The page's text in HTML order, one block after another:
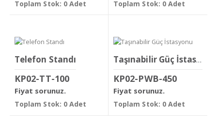
Toplam Stok: 0 Adet Toplam Stok: 0 Adet
Telefon Standı
KP02-TT-100
Fiyat sorunuz.
Toplam Stok: 0 Adet
Taşınabilir Güç İstasyonu
KP02-PWB-450
Fiyat sorunuz.
Toplam Stok: 0 Adet